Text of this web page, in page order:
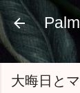
ス
大晦日と